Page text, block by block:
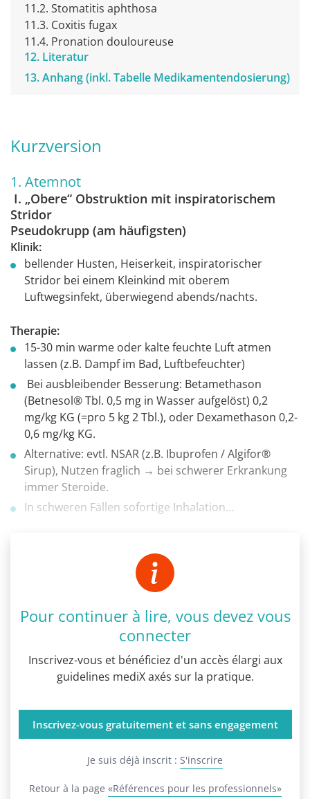
11.2. Stomatitis aphthosa
11.3. Coxitis fugax
11.4. Pronation douloureuse
12. Literatur
13. Anhang (inkl. Tabelle Medikamentendosierung)
Kurzversion
1. Atemnot
I. „Obere“ Obstruktion mit inspiratorischem
Stridor
Pseudokrupp (am häufigsten)
Klinik:
bellender Husten, Heiserkeit, inspiratorischer
Stridor bei einem Kleinkind mit oberem
Luftwegsinfekt, überwiegend abends/nachts.
Therapie:
15-30 min warme oder kalte feuchte Luft atmen
lassen (z.B. Dampf im Bad, Luftbefeuchter)
Bei ausbleibender Besserung: Betamethason
(Betnesol® Tbl. 0,5 mg in Wasser aufgelöst) 0,2
mg/kg KG (=pro 5 kg 2 Tbl.), oder Dexamethason 0,2-
0,6 mg/kg KG.
Alternative: evtl. NSAR (z.B. Ibuprofen / Algifor®
Sirup), Nutzen fraglich → bei schwerer Erkrankung
immer Steroide.
In schweren Fällen sofortige Inhalation…
Pour continuer à lire, vous devez vous
connecter
Inscrivez-vous et bénéficiez d'un accès élargi aux
guidelines mediX axés sur la pratique.
Inscrivez-vous gratuitement et sans engagement
Je suis déjà inscrit : S'inscrire
Retour à la page «Références pour les professionnels»